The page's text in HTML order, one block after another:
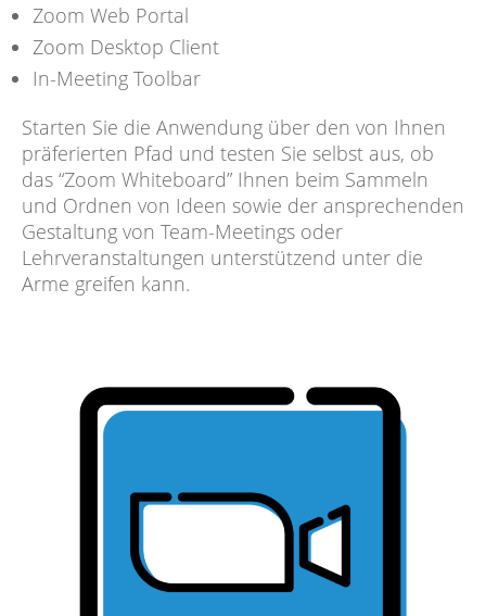
Zoom Web Portal
Zoom Desktop Client
In-Meeting Toolbar
Starten Sie die Anwendung über den von Ihnen
präferierten Pfad und testen Sie selbst aus, ob
das “Zoom Whiteboard” Ihnen beim Sammeln
und Ordnen von Ideen sowie der ansprechenden
Gestaltung von Team-Meetings oder
Lehrveranstaltungen unterstützend unter die
Arme greifen kann.